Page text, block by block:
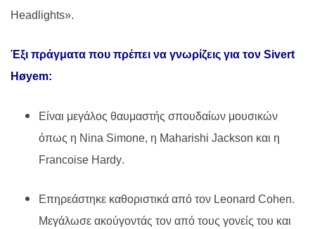
Headlights».
Έξι πράγματα που πρέπει να γνωρίζεις για τον Sivert
Høyem:
Είναι μεγάλος θαυμαστής σπουδαίων μουσικών
όπως η Nina Simone, η Maharishi Jackson και η
Francoise Hardy.
Επηρεάστηκε καθοριστικά από τον Leonard Cohen.
Μεγάλωσε ακούγοντάς τον από τους γονείς του και